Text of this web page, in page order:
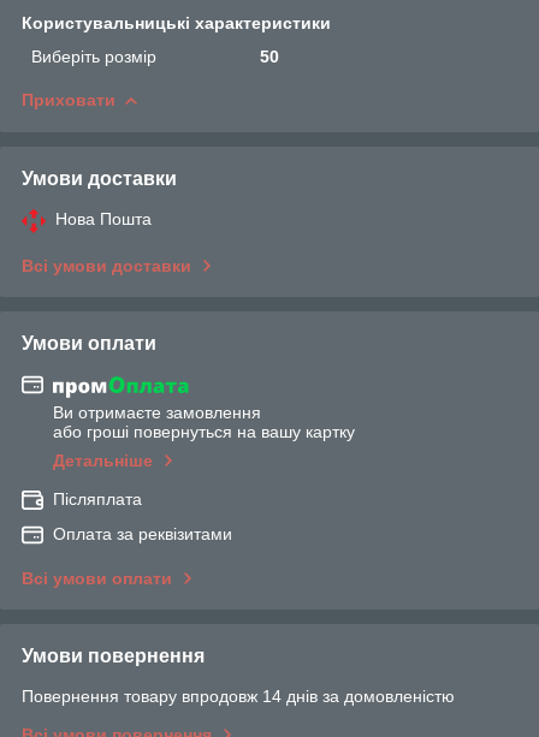
Користувальницькі характеристики
Виберіть розмір
50
Приховати
Умови доставки
Нова Пошта
Всі умови доставки
Умови оплати
Ви отримаєте замовлення
або гроші повернуться на вашу картку
Детальніше
Післяплата
Оплата за реквізитами
Всі умови оплати
Умови повернення
Повернення товару впродовж 14 днів за домовленістю